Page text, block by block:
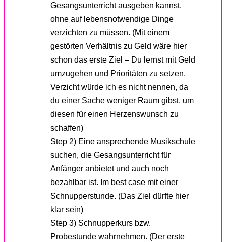
Gesangsunterricht ausgeben kannst,
ohne auf lebensnotwendige Dinge
verzichten zu müssen. (Mit einem
gestörten Verhältnis zu Geld wäre hier
schon das erste Ziel – Du lernst mit Geld
umzugehen und Prioritäten zu setzen.
Verzicht würde ich es nicht nennen, da
du einer Sache weniger Raum gibst, um
diesen für einen Herzenswunsch zu
schaffen)
Step 2) Eine ansprechende Musikschule
suchen, die Gesangsunterricht für
Anfänger anbietet und auch noch
bezahlbar ist. Im best case mit einer
Schnupperstunde. (Das Ziel dürfte hier
klar sein)
Step 3) Schnupperkurs bzw.
Probestunde wahrnehmen. (Der erste